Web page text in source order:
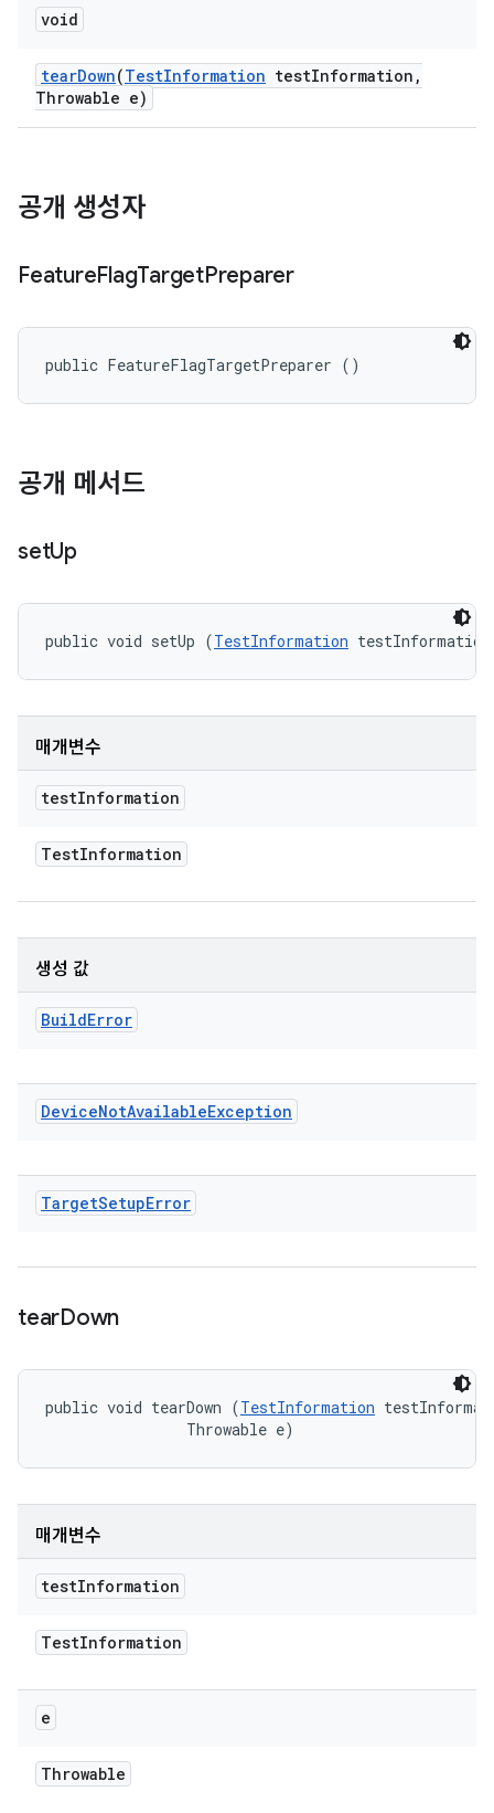
void
tearDown(TestInformation testInformation ,
Throwable e)
공개 생성자
FeatureFlagTargetPreparer
public FeatureFlagTargetPreparer ()
공개 메서드
setUp
public void setUp (TestInformation
매개변수
testInformation
TestInformation
생성 값
BuildError
DeviceNotAvailableException
TargetSetupError
tearDown
public void tearDown (TestInformation
                Throwable e)
매개변수
testInformation
TestInformation
e
Throwable